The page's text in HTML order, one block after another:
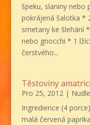
špeku, slaniny nebo
pokrájená šalotka *
smetany ke šlehání
nebo gnocchi * 1
čerstvého...
Těstoviny
Pro 25, 2012| Nudle
Ingredience (4
malá červená